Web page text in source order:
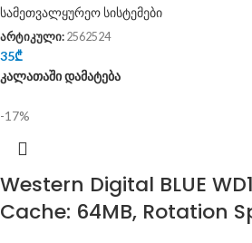
სამეთვალყურეო სისტემები
არტიკული: 2562524
35₾
კალათაში დამატება
-17%
Western Digital BLUE
Cache: 64MB, Rotation